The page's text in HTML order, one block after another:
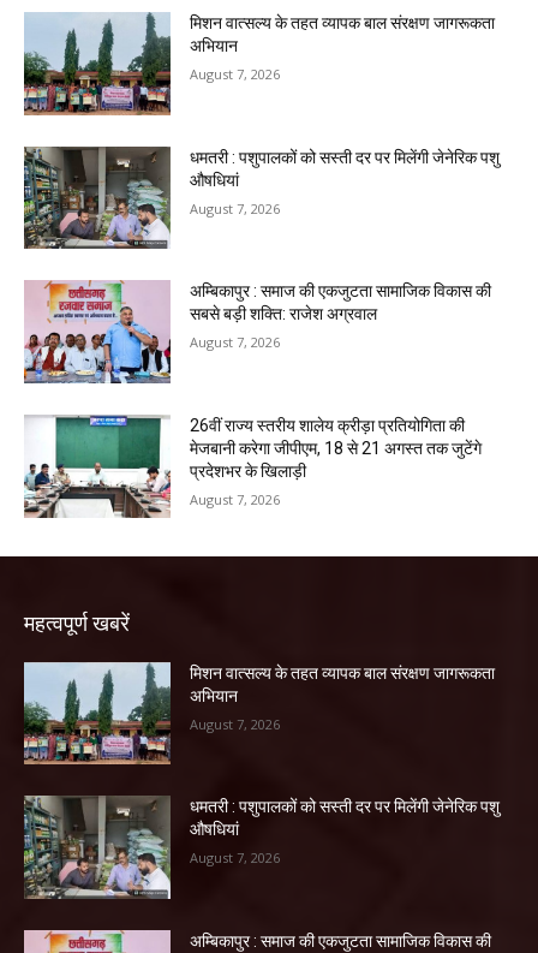
मिशन वात्सल्य के तहत व्यापक बाल संरक्षण जागरूकता
अभियान
August 7, 2026
धमतरी : पशुपालकों को सस्ती दर पर मिलेंगी जेनेरिक पशु
औषधियां
August 7, 2026
अम्बिकापुर : समाज की एकजुटता सामाजिक विकास की
सबसे बड़ी शक्ति: राजेश अग्रवाल
August 7, 2026
26वीं राज्य स्तरीय शालेय क्रीड़ा प्रतियोगिता की
मेजबानी करेगा जीपीएम, 18 से 21 अगस्त तक जुटेंगे
प्रदेशभर के खिलाड़ी
August 7, 2026
महत्वपूर्ण खबरें
मिशन वात्सल्य के तहत व्यापक बाल संरक्षण जागरूकता
अभियान
August 7, 2026
धमतरी : पशुपालकों को सस्ती दर पर मिलेंगी जेनेरिक पशु
औषधियां
August 7, 2026
अम्बिकापुर : समाज की एकजुटता सामाजिक विकास की